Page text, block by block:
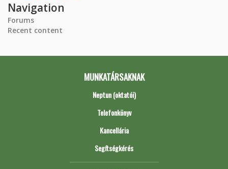
Navigation
Forums
Recent content
MUNKATÁRSAKNAK
Neptun (oktatói)
Telefonkönyv
Kancellária
Segítségkérés